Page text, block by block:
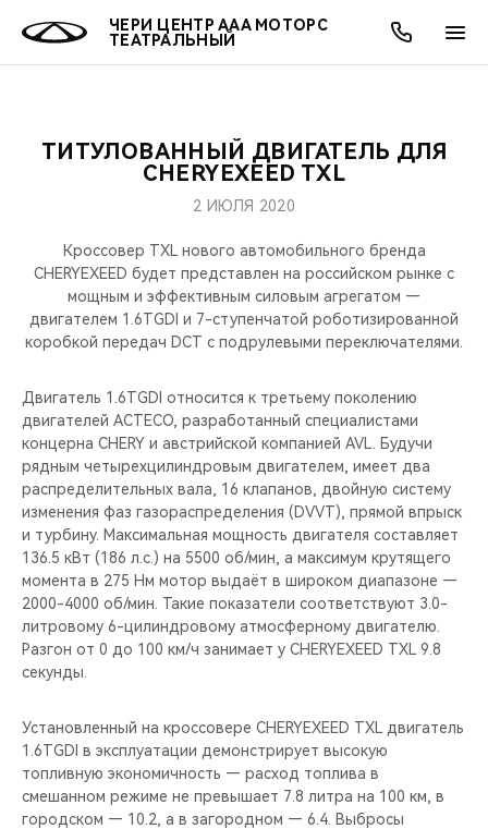
ЧЕРИ ЦЕНТР ААА МОТОРС
ТЕАТРАЛЬНЫЙ
МОДЕЛИ
КРОССОВЕРЫ
СЕДАНЫ
НОВИНКИ
ПОКУПАТЕЛЯМ
КРЕДИТ И СТРАХОВАНИЕ
ВЛАДЕЛЬЦАМ
ЗАПЧАСТИ И АКСЕССУАРЫ
ПОДДЕРЖКА
МИР CHERY
О БРЕНДЕ
CHERY В СОЦСЕТЯХ
БЛАГОТВОРИТЕЛЬНОСТЬ
CHERY REMOTE
CHERY И СПОРТ
НАШИ МЕРОПРИЯТИЯ
ВИДЕООБЗОРЫ
АКЦИИ
ОНЛАЙН СЕРВИСЫ
КРЕДИТ
О КОМПАНИИ
МЫ В СОЦСЕТЯХ
ТИТУЛОВАННЫЙ ДВИГАТЕЛЬ ДЛЯ
CHERYEXEED TXL
2 ИЮЛЯ 2020
Кроссовер TXL нового автомобильного бренда
CHERYEXEED будет представлен на российском рынке с
мощным и эффективным силовым агрегатом —
двигателем 1.6TGDI и 7-ступенчатой роботизированной
коробкой передач DCT с подрулевыми переключателями.
Двигатель 1.6TGDI относится к третьему поколению
двигателей ACTECO, разработанный специалистами
концерна CHERY и австрийской компанией AVL. Будучи
рядным четырехцилиндровым двигателем, имеет два
распределительных вала, 16 клапанов, двойную систему
изменения фаз газораспределения (DVVT), прямой впрыск
и турбину. Максимальная мощность двигателя составляет
136.5 кВт (186 л.с.) на 5500 об/мин, а максимум крутящего
момента в 275 Нм мотор выдаёт в широком диапазоне —
2000-4000 об/мин. Такие показатели соответствуют 3.0-
литровому 6-цилиндровому атмосферному двигателю.
Разгон от 0 до 100 км/ч занимает у CHERYEXEED TXL 9.8
секунды.
Установленный на кроссовере CHERYEXEED TXL двигатель
1.6TGDI в эксплуатации демонстрирует высокую
топливную экономичность — расход топлива в
смешанном режиме не превышает 7.8 литра на 100 км, в
городском — 10.2, а в загородном — 6.4. Выбросы